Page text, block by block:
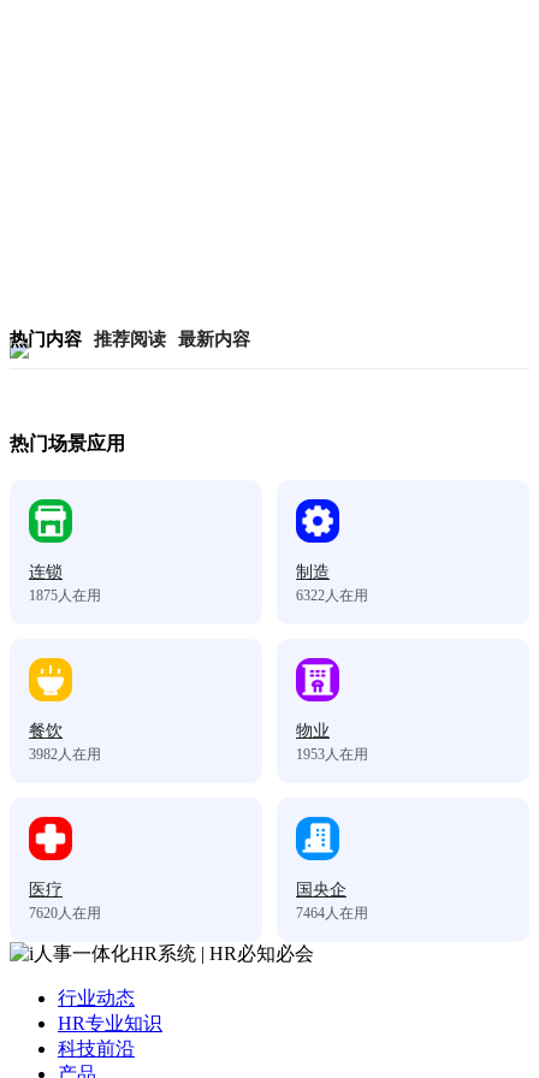
热门内容 推荐阅读 最新内容
热门场景应用
连锁
1875人在用
制造
6322人在用
餐饮
3982人在用
物业
1953人在用
医疗
7620人在用
国央企
7464人在用
行业动态
HR专业知识
科技前沿
产品